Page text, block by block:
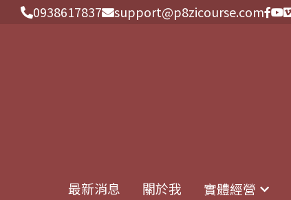
0938617837 support@p8zicourse.com
最新消息 關於我 實體經營
0938617837 support@p8zicourse.com
最新消息 關於我 實體經營